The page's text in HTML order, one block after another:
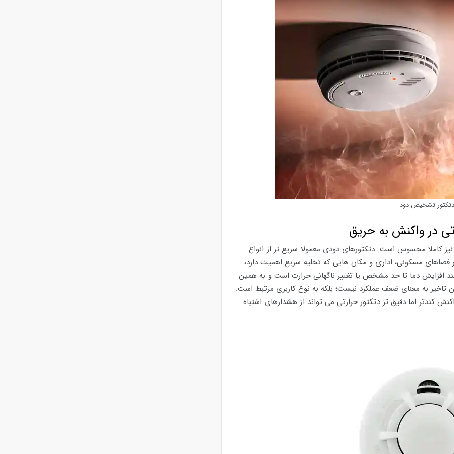
دتکتور تشخیص دود
در واکنش به حریق
کاملا محسوس است. دتکتورهای دودی معمولا سریع تر از انواع
مسکونی، اداری و مکان هایی که تخلیه سریع اهمیت دارد،
افزایش دما تا حد مشخص یا تغییر ناگهانی حرارت است و به همین
تاخیر به معنای ضعف عملکرد نیست؛ بلکه به نوع کاربری مرتبط است.
کندتر اما دقیق تر دتکتور حرارتی می تواند از هشدارهای اشتباه